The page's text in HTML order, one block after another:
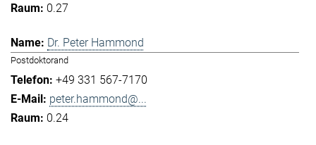
0.27
Dr. Peter Hammond
Postdoktorand
+49 331 567-7170
peter.hammond@...
0.24